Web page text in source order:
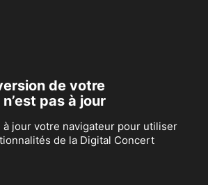
de votre
pas à jour
à jour votre navigateur pour utiliser
de la Digital Concert